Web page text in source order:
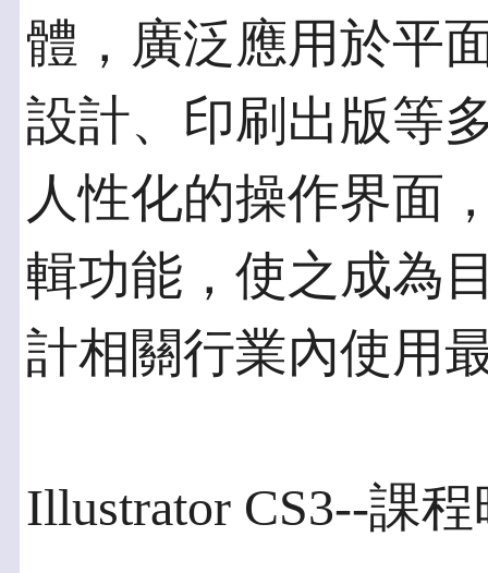
體，廣泛應用於平
設計、印刷出版等
人性化的操作界面
輯功能，使之成為
計相關行業內使用
Illustrator CS3--課